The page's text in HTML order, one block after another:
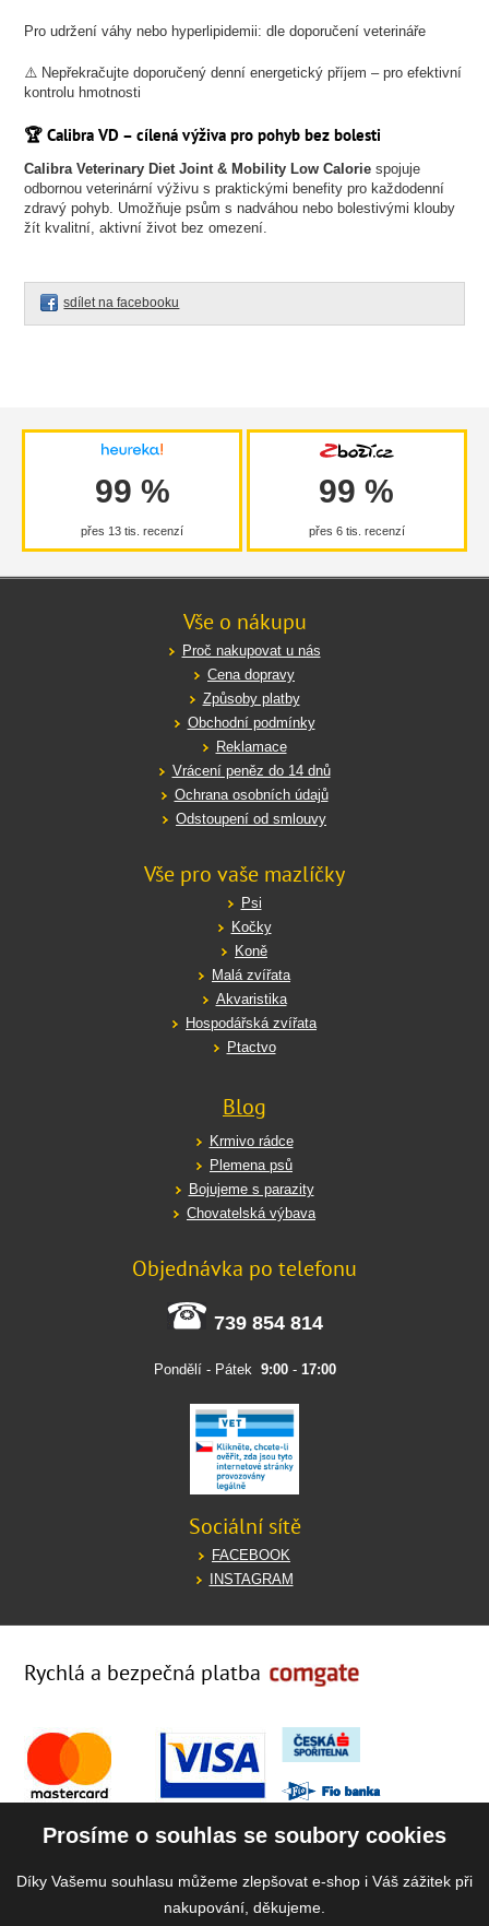
Pro udržení váhy nebo hyperlipidemii: dle doporučení veterináře
⚠️ Nepřekračujte doporučený denní energetický příjem – pro efektivní
kontrolu hmotnosti
🏆 Calibra VD – cílená výživa pro pohyb bez bolesti
Calibra Veterinary Diet Joint & Mobility Low Calorie spojuje
odbornou veterinární výživu s praktickými benefity pro každodenní
zdravý pohyb. Umožňuje psům s nadváhou nebo bolestivými klouby
žít kvalitní, aktivní život bez omezení.
sdílet na facebooku
99 %
přes 13 tis. recenzí
99 %
přes 6 tis. recenzí
Vše o nákupu
Proč nakupovat u nás
Cena dopravy
Způsoby platby
Obchodní podmínky
Reklamace
Vrácení peněz do 14 dnů
Ochrana osobních údajů
Odstoupení od smlouvy
Vše pro vaše mazlíčky
Psi
Kočky
Koně
Malá zvířata
Akvaristika
Hospodářská zvířata
Ptactvo
Blog
Krmivo rádce
Plemena psů
Bojujeme s parazity
Chovatelská výbava
Objednávka po telefonu
739 854 814
Pondělí - Pátek 9:00- 17:00
Sociální sítě
FACEBOOK
INSTAGRAM
Rychlá a bezpečná platba
Prosíme o souhlas se soubory cookies
Díky Vašemu souhlasu můžeme zlepšovat e-shop i Váš zážitek při
nakupování, děkujeme.